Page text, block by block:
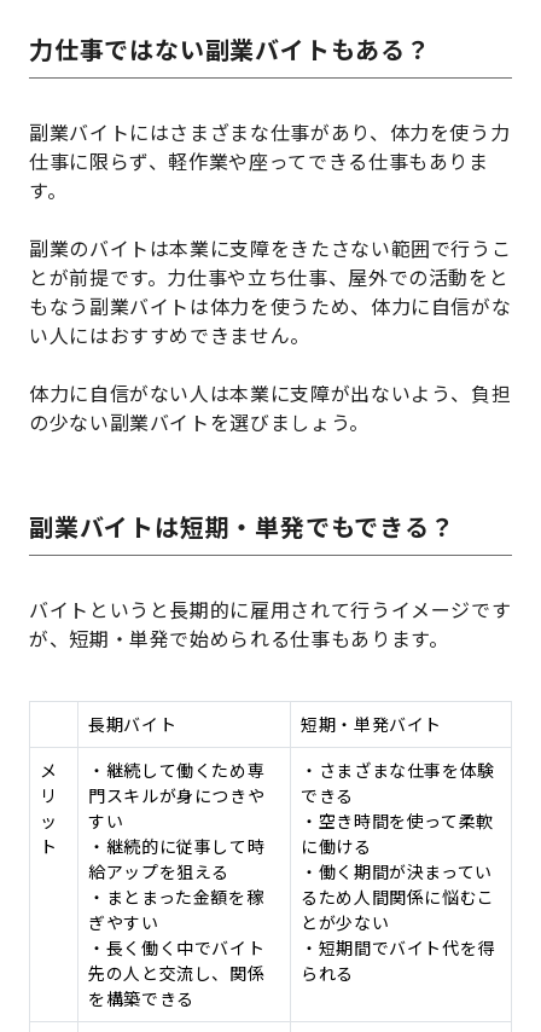
力仕事ではない副業バイトもある？
副業バイトにはさまざまな仕事があり、体力を使う力
仕事に限らず、軽作業や座ってできる仕事もありま
す。
副業のバイトは本業に支障をきたさない範囲で行うこ
とが前提です。力仕事や立ち仕事、屋外での活動をと
もなう副業バイトは体力を使うため、体力に自信がな
い人にはおすすめできません。
体力に自信がない人は本業に支障が出ないよう、負担
の少ない副業バイトを選びましょう。
副業バイトは短期・単発でもできる？
バイトというと長期的に雇用されて行うイメージです
が、短期・単発で始められる仕事もあります。
長期バイト
短期・単発バイト
メ
リ
ッ
ト
・継続して働くため専
門スキルが身につきや
すい
・継続的に従事して時
給アップを狙える
・まとまった金額を稼
ぎやすい
・長く働く中でバイト
先の人と交流し、関係
を構築できる
・さまざまな仕事を体験
できる
・空き時間を使って柔軟
に働ける
・働く期間が決まってい
るため人間関係に悩むこ
とが少ない
・短期間でバイト代を得
られる